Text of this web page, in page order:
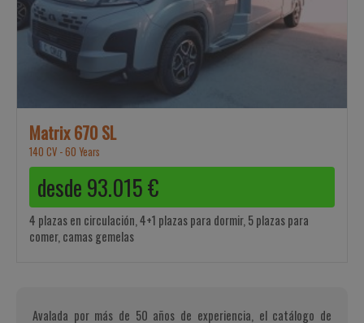
Matrix 670 SL
140 CV - 60 Years
desde 93.015€
4 plazas en circulación, 4+1 plazas para dormir, 5 plazas para
comer, camas gemelas
Avalada por más de 50 años de experiencia, el catálogo de